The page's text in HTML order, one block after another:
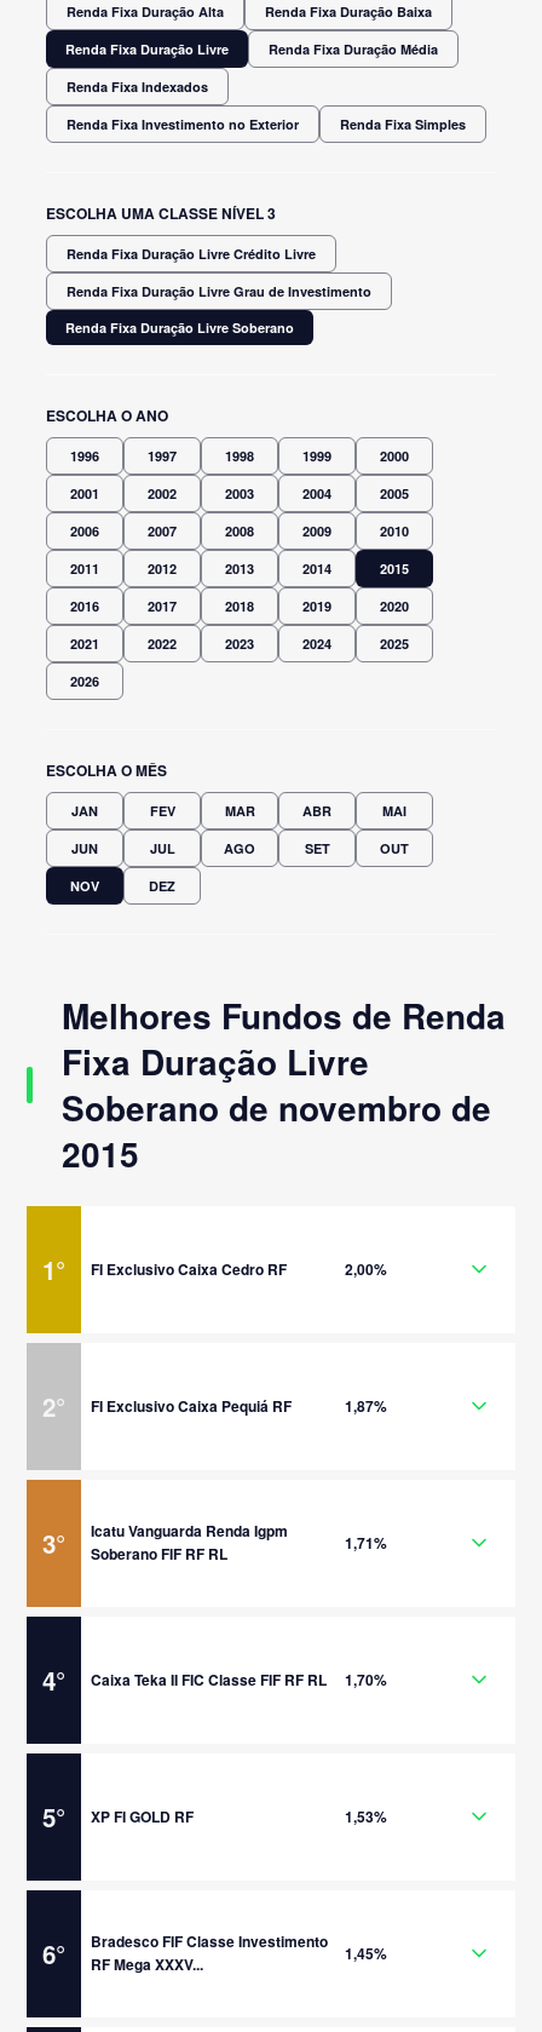
Renda Fixa Duração Alta Renda Fixa Duração Baixa
Renda Fixa Duração Livre Renda Fixa Duração Média
Renda Fixa Indexados
Renda Fixa Investimento no Exterior Renda Fixa Simples
ESCOLHA UMA CLASSE NÍVEL 3
Renda Fixa Duração Livre Crédito Livre
Renda Fixa Duração Livre Grau de Investimento
Renda Fixa Duração Livre Soberano
ESCOLHA O ANO
1996 1997 1998 1999 2000
2001 2002 2003 2004 2005
2006 2007 2008 2009 2010
2011 2012 2013 2014 2015
2016 2017 2018 2019 2020
2021 2022 2023 2024 2025
2026
ESCOLHA O MÊS
JAN FEV MAR ABR MAI
JUN JUL AGO SET OUT
NOV DEZ
Melhores Fundos de Renda
Fixa Duração Livre
Soberano de novembro de
2015
1° FI Exclusivo Caixa Cedro RF 2,00%
2° FI Exclusivo Caixa Pequiá RF 1,87%
3°
Icatu Vanguarda Renda Igpm
Soberano FIF RF RL
1,71%
4° Caixa Teka II FIC Classe FIF RF RL 1,70%
5° XP FI GOLD RF 1,53%
6°
Bradesco FIF Classe Investimento
RF Mega XXXV...
1,45%